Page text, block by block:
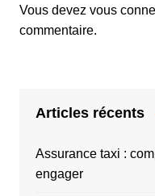
Vous devez vous
commentaire.
Articles récents
Assurance taxi :
engager